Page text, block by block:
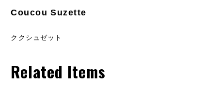
Coucou Suzette
ククシュゼット
Related Items